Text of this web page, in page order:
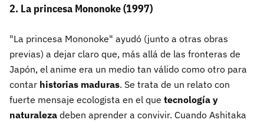
2. La princesa Mononoke (1997)
"La princesa Mononoke" ayudó (junto a otras obras
previas) a dejar claro que, más allá de las fronteras de
Japón, el anime era un medio tan válido como otro para
contar historias maduras. Se trata de un relato con
fuerte mensaje ecologista en el que tecnología y
naturaleza deben aprender a convivir. Cuando Ashitaka